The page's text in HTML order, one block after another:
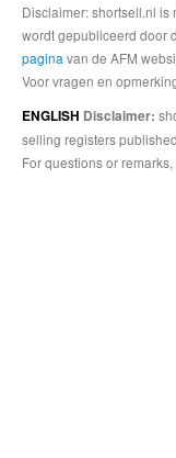
Disclaimer: shortsell.nl is
wordt gepubliceerd door
pagina van de AFM
Voor vragen en
ENGLISH Disclaimer:
selling registers
For questions or